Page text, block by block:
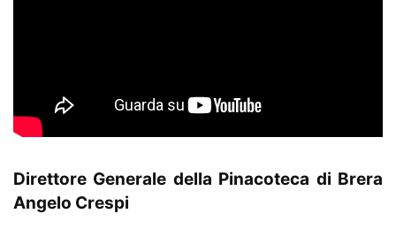
Direttore Generale della Pinacoteca di Brera
Angelo Crespi